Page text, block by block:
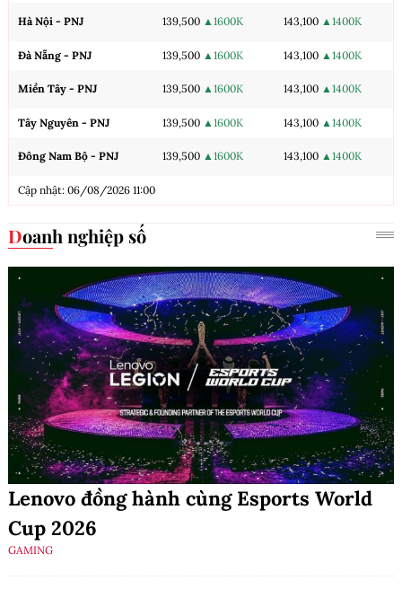
Hà Nội - PNJ 139,500 ▲1600K 143,100 ▲1400K
Đà Nẵng - PNJ 139,500 ▲1600K 143,100 ▲1400K
Miền Tây - PNJ 139,500 ▲1600K 143,100 ▲1400K
Tây Nguyên - PNJ 139,500 ▲1600K 143,100 ▲1400K
Đông Nam Bộ - PNJ 139,500 ▲1600K 143,100 ▲1400K
Cập nhật: 06/08/2026 11:00
Doanh nghiệp số
Lenovo đồng hành cùng Esports World
Cup 2026
GAMING